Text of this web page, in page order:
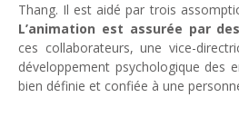
Thang. Il est aidé par trois
L’animation est assurée par
ces collaborateurs, une vice-
développement psychologique des
bien définie et confiée à une